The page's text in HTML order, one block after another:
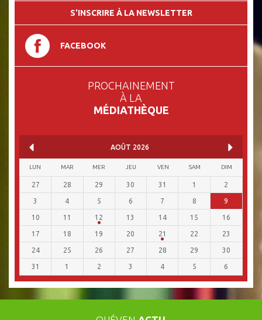
S'INSCRIRE À LA NEWSLETTER
FACEBOOK
PROCHAINEMENT
À LA
MÉDIATHÈQUE
AOÛT 2026
LUN MAR MER JEU VEN SAM DIM
27 28 29 30 31 1 2
3 4 5 6 7 8 9
10 11 12 13 14 15 16
17 18 19 20 21 22 23
24 25 26 27 28 29 30
31 1 2 3 4 5 6